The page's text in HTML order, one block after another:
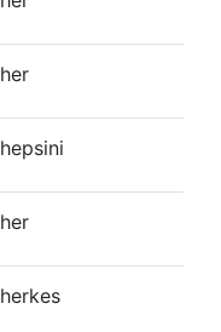
her
hepsini
her
herkes